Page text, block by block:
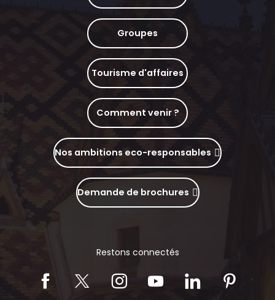
Groupes
Tourisme d'affaires
Comment venir ?
Nos ambitions eco-responsables
Demande de brochures
Restons connectés